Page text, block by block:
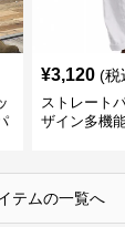
¥3,120 (税
ストレート
ザイン多機
テムの一覧へ